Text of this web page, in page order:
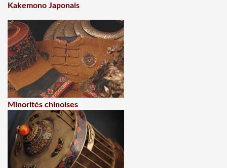
Kakemono Japonais
Minorités chinoises